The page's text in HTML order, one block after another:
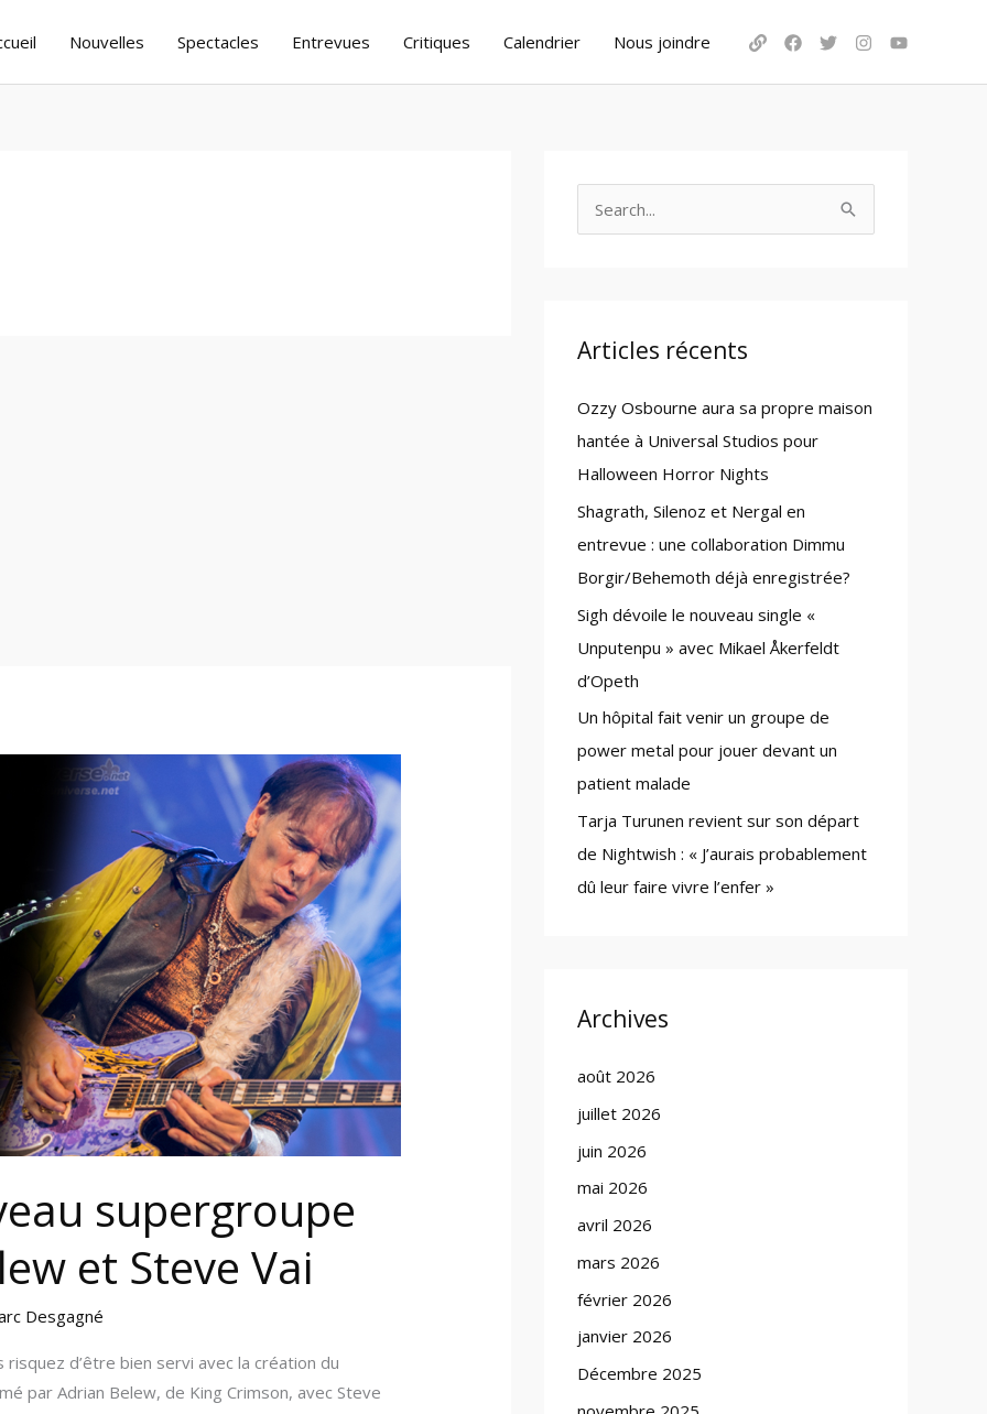
Nouvelles Spectacles Entrevues Critiques Calendrier Nous joindre
supergroupe
et Steve Vai
Desgagné
d’être bien servi avec la création du
par Adrian Belew, de King Crimson, avec Steve
c
f
o
r
:
Articles récents
Ozzy Osbourne aura sa propre maison
hantée à Universal Studios pour
Halloween Horror Nights
Shagrath, Silenoz et Nergal en
entrevue : une collaboration Dimmu
Borgir/Behemoth déjà enregistrée?
Sigh dévoile le nouveau single «
Unputenpu » avec Mikael Åkerfeldt
d’Opeth
Un hôpital fait venir un groupe de
power metal pour jouer devant un
patient malade
Tarja Turunen revient sur son départ
de Nightwish : « J’aurais probablement
dû leur faire vivre l’enfer »
Archives
août 2026
juillet 2026
juin 2026
mai 2026
avril 2026
mars 2026
février 2026
janvier 2026
Décembre 2025